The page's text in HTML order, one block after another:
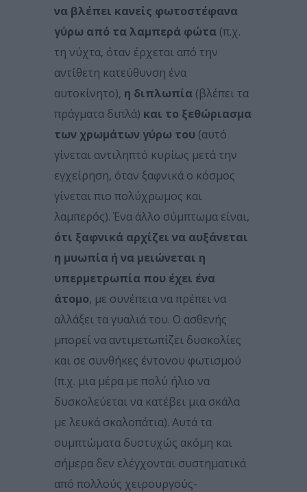
να βλέπει κανείς φωτοστέφανα
γύρω από τα λαμπερά φώτα (π.χ.
τη νύχτα, όταν έρχεται από την
αντίθετη κατεύθυνση ένα
αυτοκίνητο), η διπλωπία (βλέπει τα
πράγματα διπλά) και το ξεθώριασμα
των χρωμάτων γύρω του (αυτό
γίνεται αντιληπτό κυρίως μετά την
εγχείρηση, όταν ξαφνικά ο κόσμος
γίνεται πιο πολύχρωμος και
λαμπερός). Ένα άλλο σύμπτωμα είναι,
ότι ξαφνικά αρχίζει να αυξάνεται
η μυωπία ή να μειώνεται η
υπερμετρωπία που έχει ένα
άτομο, με συνέπεια να πρέπει να
αλλάξει τα γυαλιά του. Ο ασθενής
μπορεί να αντιμετωπίζει δυσκολίες
και σε συνθήκες έντονου φωτισμού
(π.χ. μια μέρα με πολύ ήλιο να
δυσκολεύεται να κατέβει μια σκάλα
με λευκά σκαλοπάτια). Αυτά τα
συμπτώματα δυστυχώς ακόμη και
σήμερα δεν ελέγχονται συστηματικά
από πολλούς χειρουργούς-